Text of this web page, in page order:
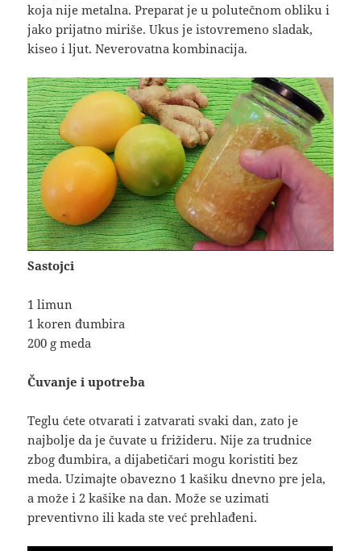
koja nije metalna. Preparat je u polutečnom obliku i
jako prijatno miriše. Ukus je istovremeno sladak,
kiseo i ljut. Neverovatna kombinacija.
Sastojci
1 limun
1 koren đumbira
200 g meda
Čuvanje i upotreba
Teglu ćete otvarati i zatvarati svaki dan, zato je
najbolje da je čuvate u frižideru. Nije za trudnice
zbog đumbira, a dijabetičari mogu koristiti bez
meda. Uzimajte obavezno 1 kašiku dnevno pre jela,
a može i 2 kašike na dan. Može se uzimati
preventivno ili kada ste već prehlađeni.